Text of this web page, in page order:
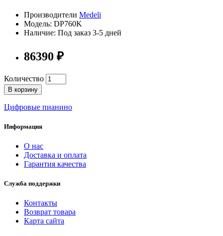
Производители Medeli
Модель: DP760K
Наличие: Под заказ 3-5 дней
86390 ₽
Количество
В корзину
Цифровые пианино
Информация
О нас
Доставка и оплата
Гарантия качества
Служба поддержки
Контакты
Возврат товара
Карта сайта